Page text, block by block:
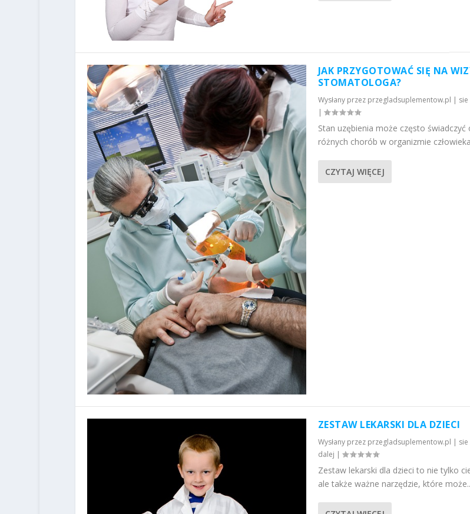
JAK PRZYGOTOWAĆ SIĘ NA
STOMATOLOGA?
Wysłany przez przegladsuplementow.pl |
|
Stan uzębienia może często świadczyć
różnych chorób w organizmie
CZYTAJ WIĘCEJ
ZESTAW LEKARSKI DLA DZIECI
Wysłany przez przegladsuplementow.pl |
dalej |
Zestaw lekarski dla dzieci to nie tylko
ale także ważne narzędzie, które